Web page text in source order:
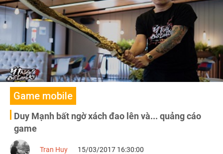
Game mobile
Duy Mạnh bất ngờ xách đao lên và... quảng cáo
game
Tran Huy 15/03/2017 16:30:00